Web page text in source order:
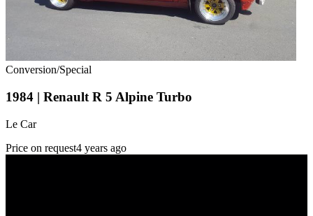
Conversion/Special
1984 | Renault R 5 Alpine Turbo
Le Car
Price on request4 years ago